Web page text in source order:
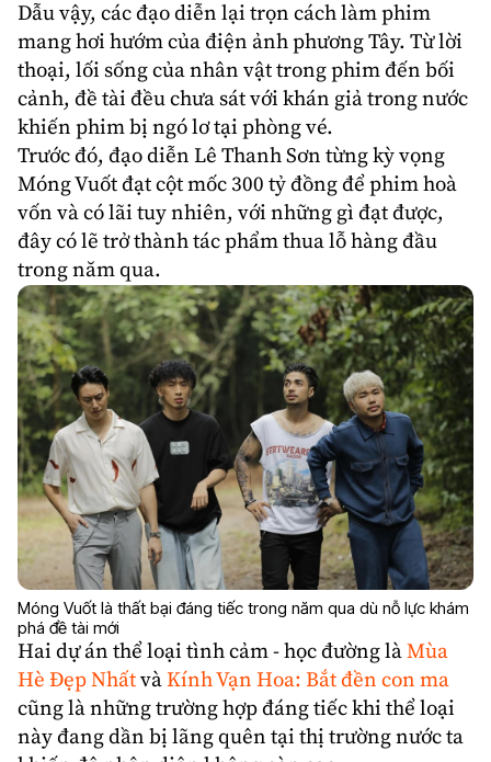
Dẫu vậy, các đạo diễn lại trọn cách làm phim
mang hơi hướm của điện ảnh phương Tây. Từ lời
thoại, lối sống của nhân vật trong phim đến bối
cảnh, đề tài đều chưa sát với khán giả trong nước
khiến phim bị ngó lơ tại phòng vé.
Trước đó, đạo diễn Lê Thanh Sơn từng kỳ vọng
Móng Vuốt đạt cột mốc 300 tỷ đồng để phim hoà
vốn và có lãi tuy nhiên, với những gì đạt được,
đây có lẽ trở thành tác phẩm thua lỗ hàng đầu
trong năm qua.
Móng Vuốt là thất bại đáng tiếc trong năm qua dù nỗ lực khám
phá đề tài mới
Hai dự án thể loại tình cảm - học đường làMùa
Hè Đẹp NhấtvàKính Vạn Hoa: Bắt đền con ma
cũng là những trường hợp đáng tiếc khi thể loại
này đang dần bị lãng quên tại thị trường nước ta